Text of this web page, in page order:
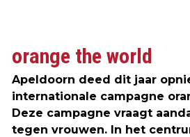
orange the world
Apeldoorn deed dit jaar
internationale campagne
Deze campagne vraagt
tegen vrouwen. In het